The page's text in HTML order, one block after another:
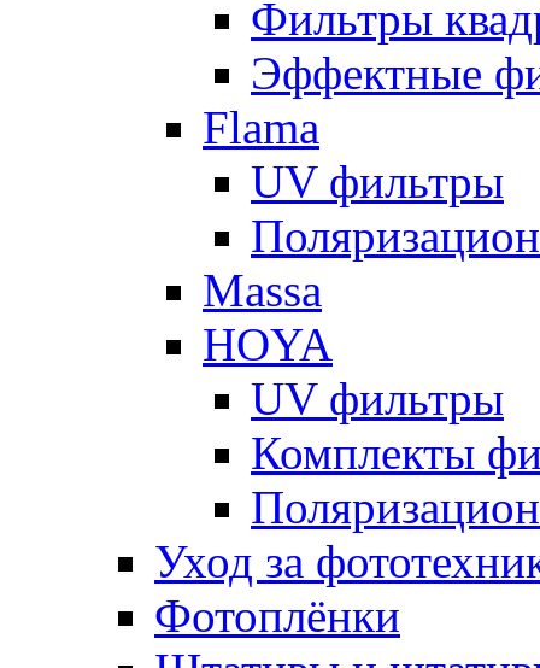
Фильтры
Эффектные
Flama
UV фильтры
Massa
HOYA
UV фильтры
Комплекты
Уход за
Фотоплёнки